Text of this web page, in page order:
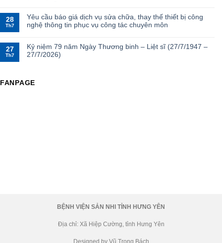
28
Th7
Yêu cầu báo giá dịch vụ sửa chữa, thay thế thiết bị công
nghệ thông tin phục vụ công tác chuyên môn
27
Th7
Kỷ niệm 79 năm Ngày Thương binh – Liệt sĩ (27/7/1947 –
27/7/2026)
FANPAGE
BỆNH VIỆN SẢN NHI TỈNH HƯNG YÊN
Địa chỉ: Xã Hiệp Cường, tỉnh Hưng Yên
Designed by Vũ Trọng Bách